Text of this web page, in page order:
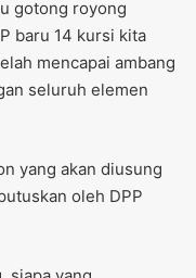
gotong royong
baru 14 kursi kita
mencapai ambang
seluruh elemen
yang akan diusung
oleh DPP